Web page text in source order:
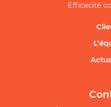
Efficacité